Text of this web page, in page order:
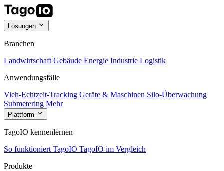
Lösungen
Branchen
Landwirtschaft Gebäude Energie Industrie Logistik
Anwendungsfälle
Vieh-Echtzeit-Tracking Geräte & Maschinen Silo-Überwachung
Submetering Mehr
Plattform
TagoIO kennenlernen
So funktioniert TagoIO TagoIO im Vergleich
Produkte